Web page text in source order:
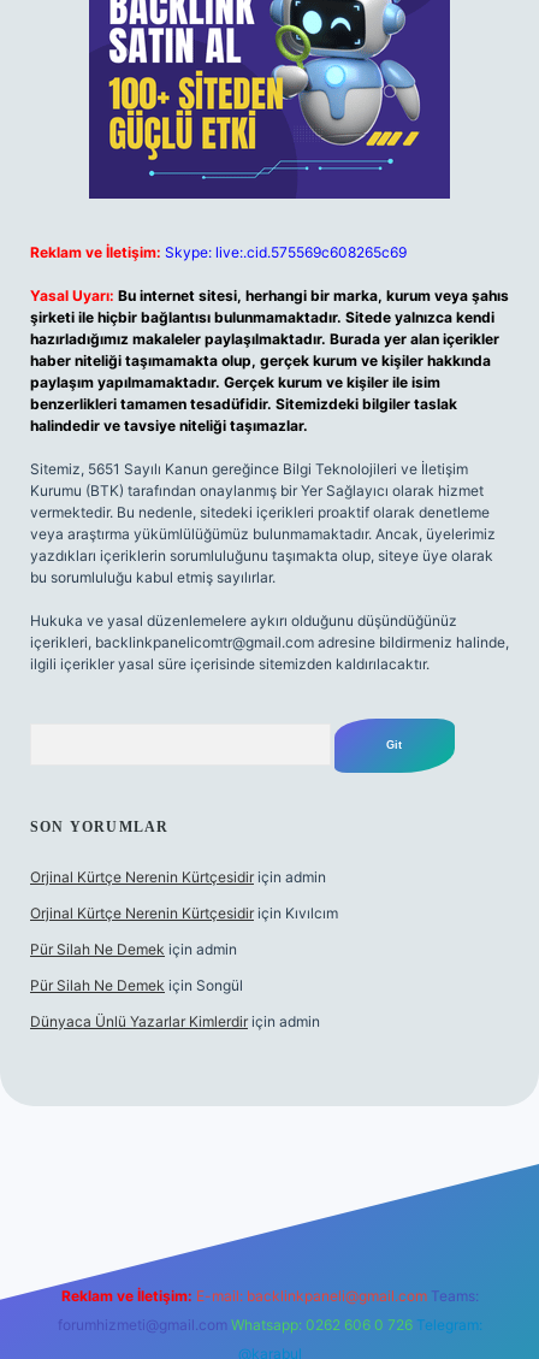
Reklam ve İletişim: Skype: live:.cid.575569c608265c69
Yasal Uyarı: Bu internet sitesi, herhangi bir marka, kurum veya şahıs
şirketi ile hiçbir bağlantısı bulunmamaktadır. Sitede yalnızca kendi
hazırladığımız makaleler paylaşılmaktadır. Burada yer alan içerikler
haber niteliği taşımamakta olup, gerçek kurum ve kişiler hakkında
paylaşım yapılmamaktadır. Gerçek kurum ve kişiler ile isim
benzerlikleri tamamen tesadüfidir. Sitemizdeki bilgiler taslak
halindedir ve tavsiye niteliği taşımazlar.
Sitemiz, 5651 Sayılı Kanun gereğince Bilgi Teknolojileri ve İletişim
Kurumu (BTK) tarafından onaylanmış bir Yer Sağlayıcı olarak hizmet
vermektedir. Bu nedenle, sitedeki içerikleri proaktif olarak denetleme
veya araştırma yükümlülüğümüz bulunmamaktadır. Ancak, üyelerimiz
yazdıkları içeriklerin sorumluluğunu taşımakta olup, siteye üye olarak
bu sorumluluğu kabul etmiş sayılırlar.
Hukuka ve yasal düzenlemelere aykırı olduğunu düşündüğünüz
içerikleri, backlinkpanelicomtr@gmail.com adresine bildirmeniz halinde,
ilgili içerikler yasal süre içerisinde sitemizden kaldırılacaktır.
SON YORUMLAR
Orjinal Kürtçe Nerenin Kürtçesidir için admin
Orjinal Kürtçe Nerenin Kürtçesidir için Kıvılcım
Pür Silah Ne Demek için admin
Pür Silah Ne Demek için Songül
Dünyaca Ünlü Yazarlar Kimlerdir için admin
Reklam ve İletişim: E-mail: backlinkpaneli@gmail.com Teams:
forumhizmeti@gmail.com Whatsapp: 0262 606 0 726 Telegram:
@karabul